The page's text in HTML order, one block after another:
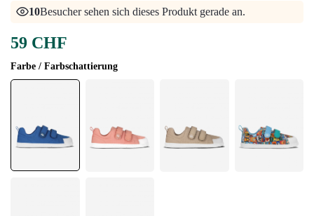
10Besucher sehen sich dieses Produkt gerade an.
Farbe / Farbschattierung
59 CHF